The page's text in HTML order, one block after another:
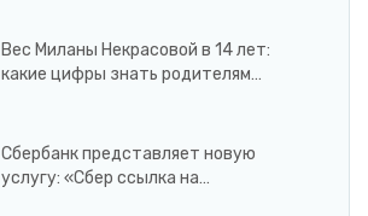
Вес Миланы Некрасовой в 14 лет:
какие цифры знать родителям…
Сбербанк представляет новую
услугу: «Сбер ссылка на…